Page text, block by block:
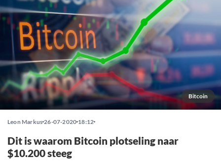
Bitcoin
Leon Markus 26-07-2020 18:12
Dit is waarom Bitcoin plotseling naar
$10.200 steeg